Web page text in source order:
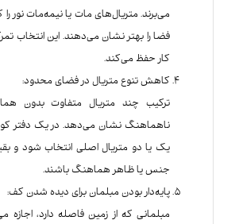
می‌برند. متریال‌های مات یا نیمه‌مات نور
فضا را بهتر نشان می‌دهند. این انتخاب
کار حفظ می‌کند.
کاهش تنوع متریال در فضای محدود:
ترکیب چند متریال متفاوت بدون
ناهماهنگ نشان می‌دهد. در یک دفتر
یک یا دو متریال اصلی انتخاب شود و
جنس یا ظاهر هماهنگ باشند.
پایه‌دار بودن مبلمان برای دیده شدن کف:
مبلمانی که از زمین فاصله دارد،